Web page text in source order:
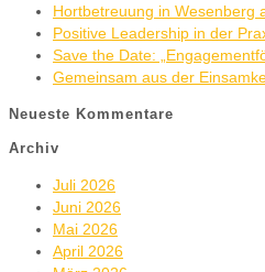
Hortbetreuung in Wesenberg
Positive Leadership in der
Save the Date:
Gemeinsam aus der
Neueste Kommentare
Archiv
Juli 2026
Juni 2026
Mai 2026
April 2026